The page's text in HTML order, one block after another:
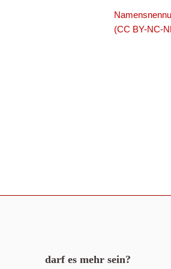
(CC BY-NC-
darf es mehr sein?